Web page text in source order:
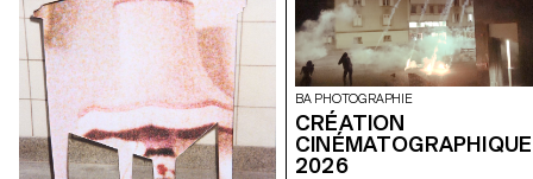
BA PHOTOGRAPHIE
CRÉATION
2026